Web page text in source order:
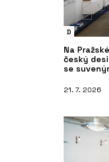
D
Na
český
se
21. 7. 2026